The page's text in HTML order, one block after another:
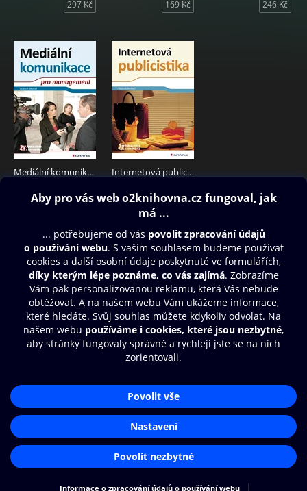
297 Kč 169 Kč 246 Kč
Mediální komunikace pro management
195 Kč
Internetová publicistika
Obsah ke stažení
Moje O2 Knihovna
Další zábava
© O2 Czech Republic a.s.
Přístupnost
Zásady zpracování osobních údajů
Nastavení cookies
Aplikace O2 Knihovna
Čti a poslouchej své e-knihy a
audioknihy rychleji a pohodlněji.